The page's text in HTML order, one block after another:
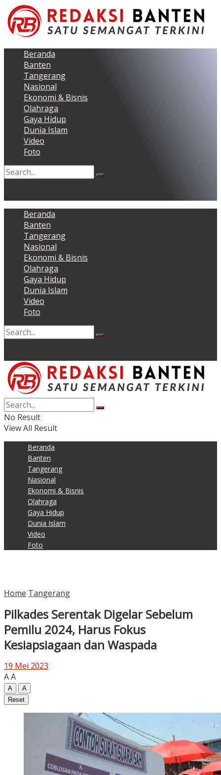
Beranda
Banten
Tangerang
Nasional
Ekonomi & Bisnis
Olahraga
Gaya Hidup
Dunia Islam
Video
Foto
Beranda
Banten
Tangerang
Nasional
Ekonomi & Bisnis
Olahraga
Gaya Hidup
Dunia Islam
Video
Foto
No Result
View All Result
Beranda
Banten
Tangerang
Nasional
Ekonomi & Bisnis
Olahraga
Gaya Hidup
Dunia Islam
Video
Foto
Home Tangerang
Pilkades Serentak Digelar Sebelum
Pemilu 2024, Harus Fokus
Kesiapsiagaan dan Waspada
19 Mei 2023
AA
A
A
Reset